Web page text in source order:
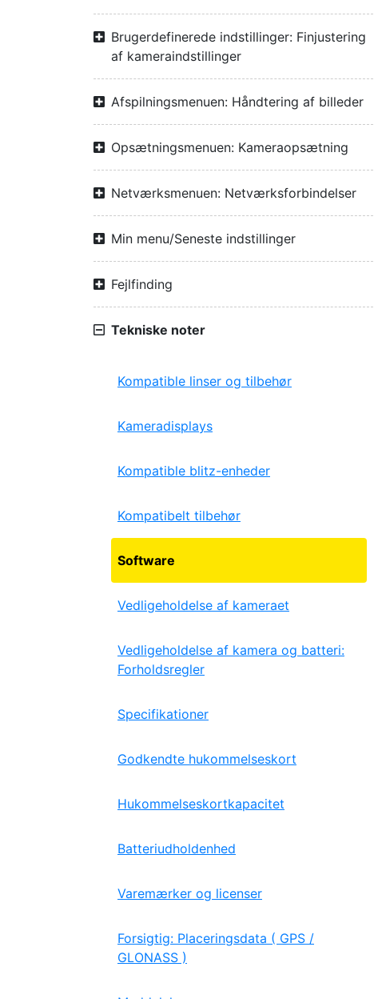
Brugerdefinerede indstillinger: Finjustering
af kameraindstillinger
Afspilningsmenuen: Håndtering af billeder
Opsætningsmenuen: Kameraopsætning
Netværksmenuen: Netværksforbindelser
Min menu/Seneste indstillinger
Fejlfinding
Tekniske noter
Kompatible linser og tilbehør
Kameradisplays
Kompatible blitz-enheder
Kompatibelt tilbehør
Software
Vedligeholdelse af kameraet
Vedligeholdelse af kamera og batteri:
Forholdsregler
Specifikationer
Godkendte hukommelseskort
Hukommelseskortkapacitet
Batteriudholdenhed
Varemærker og licenser
Forsigtig: Placeringsdata ( GPS /
GLONASS )